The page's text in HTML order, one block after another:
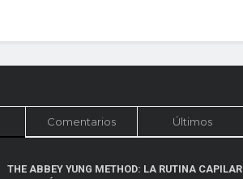
Comentarios Últimos
THE ABBEY YUNG METHOD: LA RUTINA CAPILAR